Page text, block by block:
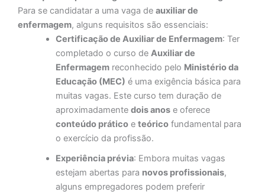
Para se candidatar a uma vaga de auxiliar de
enfermagem, alguns requisitos são essenciais:
Certificação de Auxiliar de Enfermagem: Ter
completado o curso de Auxiliar de
Enfermagemreconhecido pelo Ministério da
Educação (MEC) é uma exigência básica para
muitas vagas. Este curso tem duração de
aproximadamente dois anose oferece
conteúdo práticoe teóricofundamental para
o exercício da profissão.
Experiência prévia: Embora muitas vagas
estejam abertas para novos profissionais,
alguns empregadores podem preferir